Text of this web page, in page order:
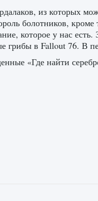
из которых
болотников, кроме
которое у нас
грибы в Fallout 76. В
«Где найти